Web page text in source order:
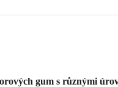
gum s různými